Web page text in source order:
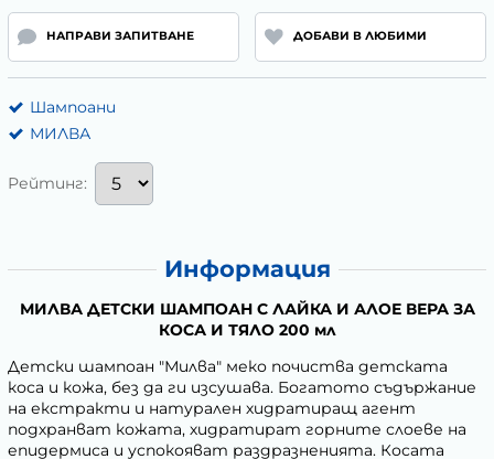
НАПРАВИ ЗАПИТВАНЕ ДОБАВИ В ЛЮБИМИ
Шампоани
МИЛВА
Рейтинг:
Информация
МИЛВА ДЕТСКИ ШАМПОАН С ЛАЙКА И АЛОЕ ВЕРА ЗА
КОСА И ТЯЛО 200 мл
Детски шампоан "Милва" меко почиства детската
коса и кожа, без да ги изсушава. Богатото съдържание
на екстракти и натурален хидратиращ агент
подхранват кожата, хидратират горните слоеве на
епидермиса и успокояват раздразненията. Косата